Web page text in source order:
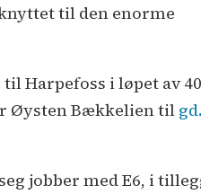
til den enorme
Harpefoss i løpet av
Øysten Bækkelien til
jobber med E6, i